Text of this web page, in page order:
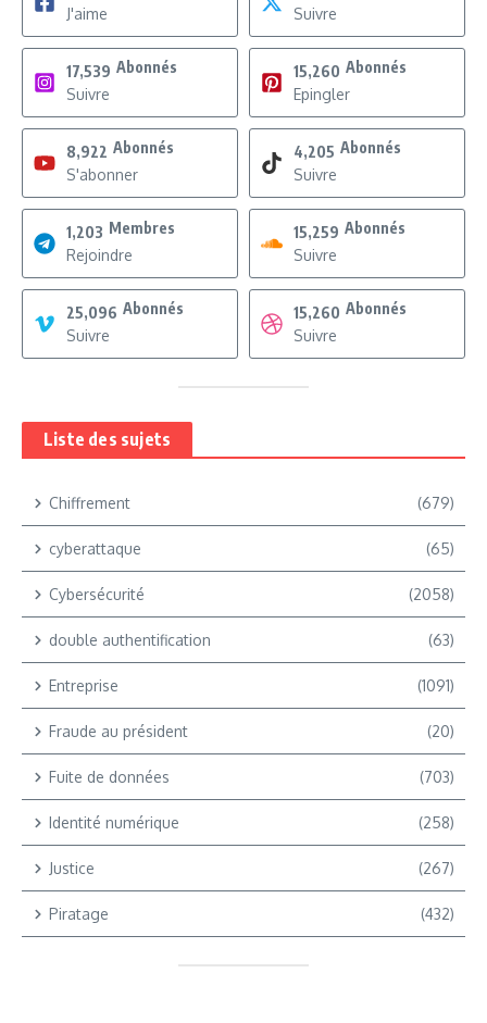
J'aime
Suivre
17,539 Abonnés
Suivre
15,260 Abonnés
Epingler
8,922 Abonnés
S'abonner
4,205 Abonnés
Suivre
1,203 Membres
Rejoindre
15,259 Abonnés
Suivre
25,096 Abonnés
Suivre
15,260 Abonnés
Suivre
Liste des sujets
Chiffrement (679)
cyberattaque (65)
Cybersécurité (2058)
double authentification (63)
Entreprise (1091)
Fraude au président (20)
Fuite de données (703)
Identité numérique (258)
Justice (267)
Piratage (432)